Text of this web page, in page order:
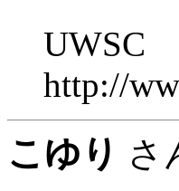
UWSC
http://
こゆり さ